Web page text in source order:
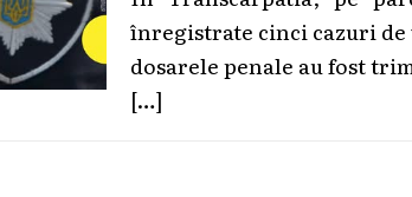
înregistrate cinci cazuri
dosarele penale au fost
[…]